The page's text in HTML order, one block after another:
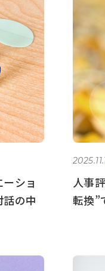
ショ
の中
人事
転換”